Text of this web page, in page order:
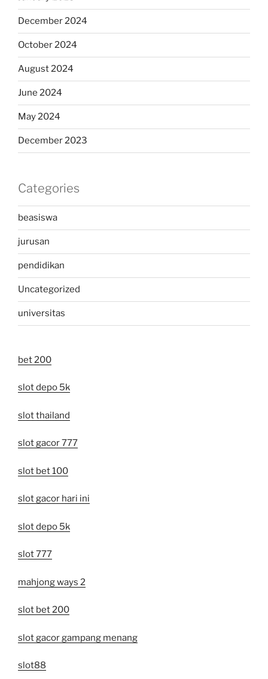
December 2024
October 2024
August 2024
June 2024
May 2024
December 2023
Categories
beasiswa
jurusan
pendidikan
Uncategorized
universitas
bet 200
slot depo 5k
slot thailand
slot gacor 777
slot bet 100
slot gacor hari ini
slot depo 5k
slot 777
mahjong ways 2
slot bet 200
slot gacor gampang menang
slot88